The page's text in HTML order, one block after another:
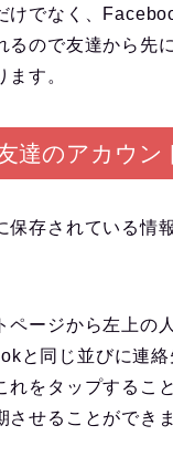
けでなく、
るので友達から先
ます。
達のアカウン
保存されている情
ページから左上の
と同じ並びに連絡
れをタップするこ
させることができま